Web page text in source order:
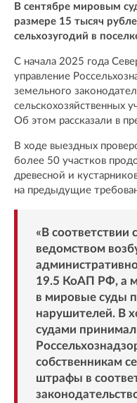
В сентябре мировым
размере 15 тысяч
сельхозугодий в
С начала 2025 года
управление
земельного
сельскохозяйственных
Об этом рассказали в
В ходе выездных
более 50 участков
древесной и
на предыдущие
«В соответствии
ведомством
19.5 КоАП РФ, а
в мировые суды
нарушителей. В
судами
собственникам
штрафы в